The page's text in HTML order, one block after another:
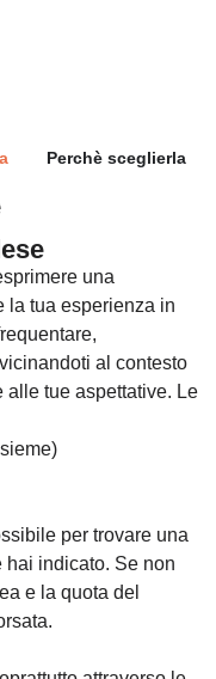
Perchè sceglierla
una
la tua esperienza in
al contesto
tue aspettative. Le
per trovare una
indicato. Se non
e la quota del